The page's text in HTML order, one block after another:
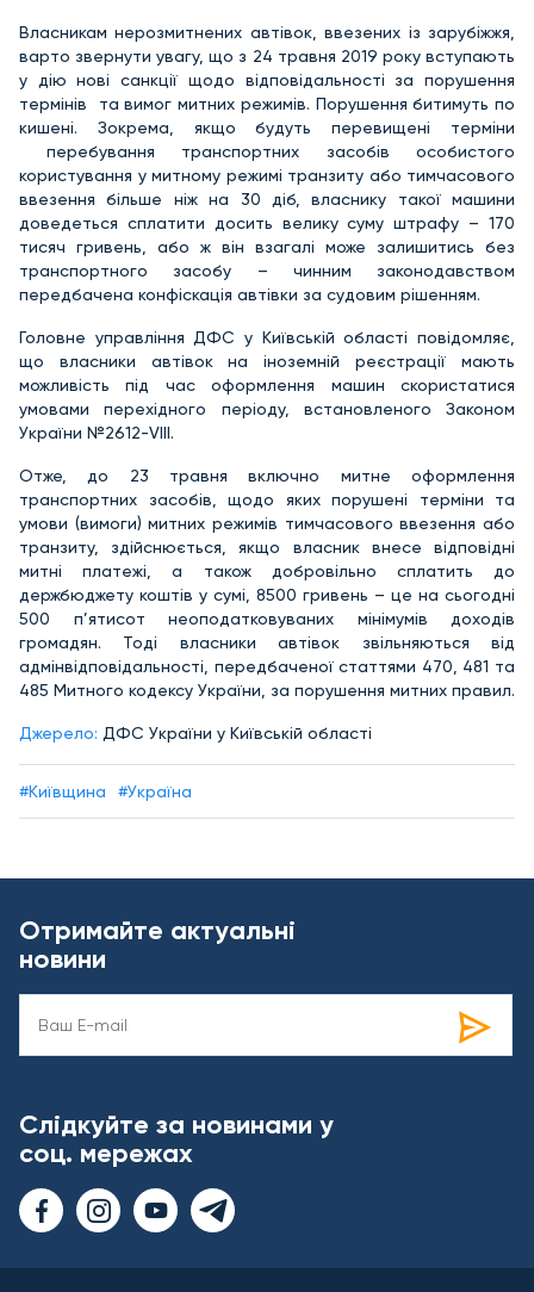
Власникам нерозмитнених автівок, ввезених із зарубіжжя,
варто звернути увагу, що з 24 травня 2019 року вступають
у дію нові санкції щодо відповідальності за порушення
термінів та вимог митних режимів. Порушення битимуть по
кишені. Зокрема, якщо будуть перевищені терміни
перебування транспортних засобів особистого
користування у митному режимі транзиту або тимчасового
ввезення більше ніж на 30 діб, власнику такої машини
доведеться сплатити досить велику суму штрафу – 170
тисяч гривень, або ж він взагалі може залишитись без
транспортного засобу – чинним законодавством
передбачена конфіскація автівки за судовим рішенням.
Головне управління ДФС у Київській області повідомляє,
що власники автівок на іноземній реєстрації мають
можливість під час оформлення машин скористатися
умовами перехідного періоду, встановленого Законом
України №2612-VIII.
Отже, до 23 травня включно митне оформлення
транспортних засобів, щодо яких порушені терміни та
умови (вимоги) митних режимів тимчасового ввезення або
транзиту, здійснюється, якщо власник внесе відповідні
митні платежі, а також добровільно сплатить до
держбюджету коштів у сумі, 8500 гривень – це на сьогодні
500 п’ятисот неоподатковуваних мінімумів доходів
громадян. Тоді власники автівок звільняються від
адмінвідповідальності, передбаченої статтями 470, 481 та
485 Митного кодексу України, за порушення митних правил.
Джерело: ДФС України у Київській області
#Київщина #Україна
Отримайте актуальні
новини
Слідкуйте за новинами у
соц. мережах